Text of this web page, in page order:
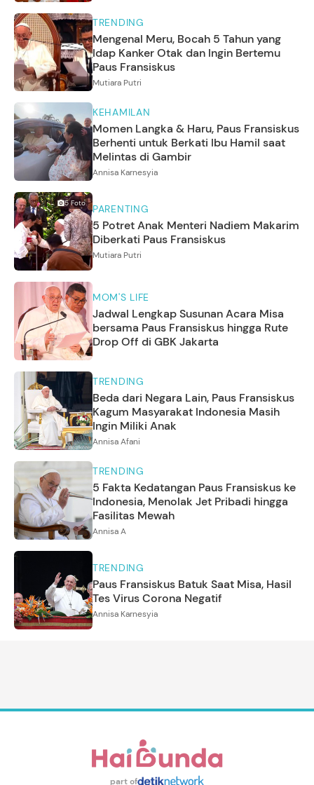
TRENDING
Mengenal Meru, Bocah 5 Tahun yang
Idap Kanker Otak dan Ingin Bertemu
Paus Fransiskus
Mutiara Putri
KEHAMILAN
Momen Langka & Haru, Paus Fransiskus
Berhenti untuk Berkati Ibu Hamil saat
Melintas di Gambir
Annisa Karnesyia
5Foto PARENTING
5 Potret Anak Menteri Nadiem Makarim
Diberkati Paus Fransiskus
Mutiara Putri
MOM'S LIFE
Jadwal Lengkap Susunan Acara Misa
bersama Paus Fransiskus hingga Rute
Drop Off di GBK Jakarta
TRENDING
Beda dari Negara Lain, Paus Fransiskus
Kagum Masyarakat Indonesia Masih
Ingin Miliki Anak
Annisa Afani
TRENDING
5 Fakta Kedatangan Paus Fransiskus ke
Indonesia, Menolak Jet Pribadi hingga
Fasilitas Mewah
Annisa A
TRENDING
Paus Fransiskus Batuk Saat Misa, Hasil
Tes Virus Corona Negatif
Annisa Karnesyia
part of